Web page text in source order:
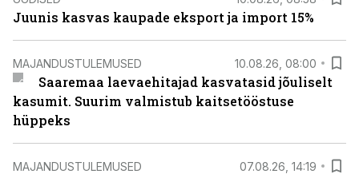
Juunis kasvas kaupade eksport ja import 15%
MAJANDUSTULEMUSED 10.08.26, 08:00
Saaremaa laevaehitajad kasvatasid jõuliselt
kasumit. Suurim valmistub kaitsetööstuse
hüppeks
MAJANDUSTULEMUSED 07.08.26, 14:19